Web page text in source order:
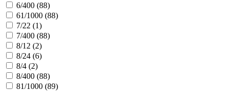
6/400 (88)
61/1000 (88)
7/22 (1)
7/400 (88)
8/12 (2)
8/24 (6)
8/4 (2)
8/400 (88)
81/1000 (89)